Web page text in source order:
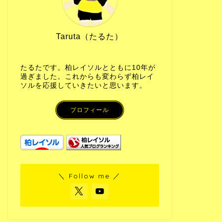
Taruta（たるた）
たるたです。柏レイソルとともに10年が
過ぎました。これからも変わらず柏レイ
ソルを応援していきたいと思います。
プロフィール
＼ Follow me ／